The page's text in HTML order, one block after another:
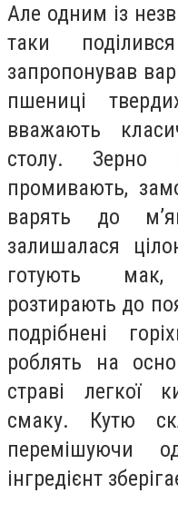
Але одним із
таки
запропонував
пшениці
вважають
столу. Зерно
промивають,
варять до
залишалася
готують
розтирають до
подрібнені
роблять на
страві легкої
смаку. Кутю
перемішуючи
інгредієнт